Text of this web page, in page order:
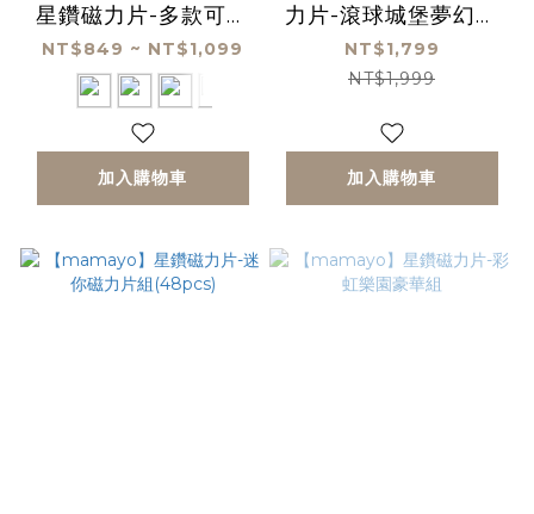
星鑽磁力片-多款可選
(迷你磁力片/小王子/
消防車/森林恐龍/卡扣
磁力片)台灣正品現貨
NT$849 ~ NT$1,099
加入購物車
力片-滾球城堡夢幻組
(102pcs)
NT$1,799
NT$1,999
加入購物車